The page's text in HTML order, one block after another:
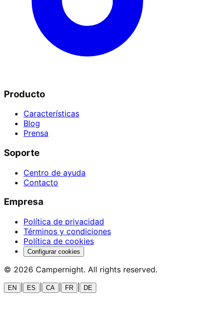
Producto
Características
Blog
Prensa
Soporte
Centro de ayuda
Contacto
Empresa
Política de privacidad
Términos y condiciones
Política de cookies
Configurar cookies
© 2026 Campernight. All rights reserved.
EN ES CA FR DE